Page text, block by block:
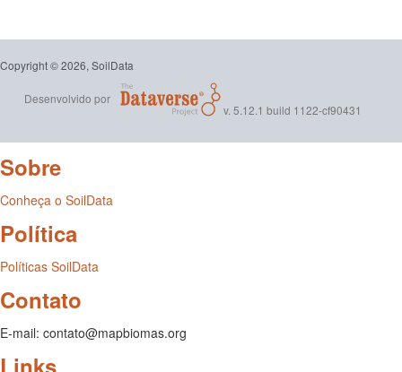
Copyright © 2026, SoilData
Desenvolvido por
v. 5.12.1 build 1122-cf90431
Sobre
Conheça o SoilData
Política
Políticas SoilData
Contato
E-mail: contato@mapbiomas.org
Links